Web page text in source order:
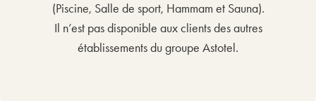
(Piscine, Salle de sport, Hammam et Sauna).
Il n’est pas disponible aux clients des autres
établissements du groupe Astotel.